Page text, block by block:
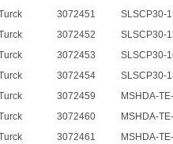
3072451
SLSCP30-
3072452
SLSCP30-
3072453
SLSCP30-
3072454
SLSCP30-
3072459
MSHDA-
3072460
MSHDA-
3072461
MSHDA-